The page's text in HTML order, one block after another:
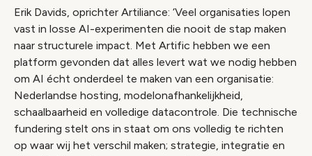
Erik Davids, oprichter Artiliance: ‘Veel organisaties lopen
vast in losse AI-experimenten die nooit de stap maken
naar structurele impact. Met Artific hebben we een
platform gevonden dat alles levert wat we nodig hebben
om AI écht onderdeel te maken van een organisatie:
Nederlandse hosting, modelonafhankelijkheid,
schaalbaarheid en volledige datacontrole. Die technische
fundering stelt ons in staat om ons volledig te richten
op waar wij het verschil maken; strategie, integratie en